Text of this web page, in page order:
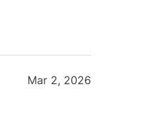
Mar 2, 2026